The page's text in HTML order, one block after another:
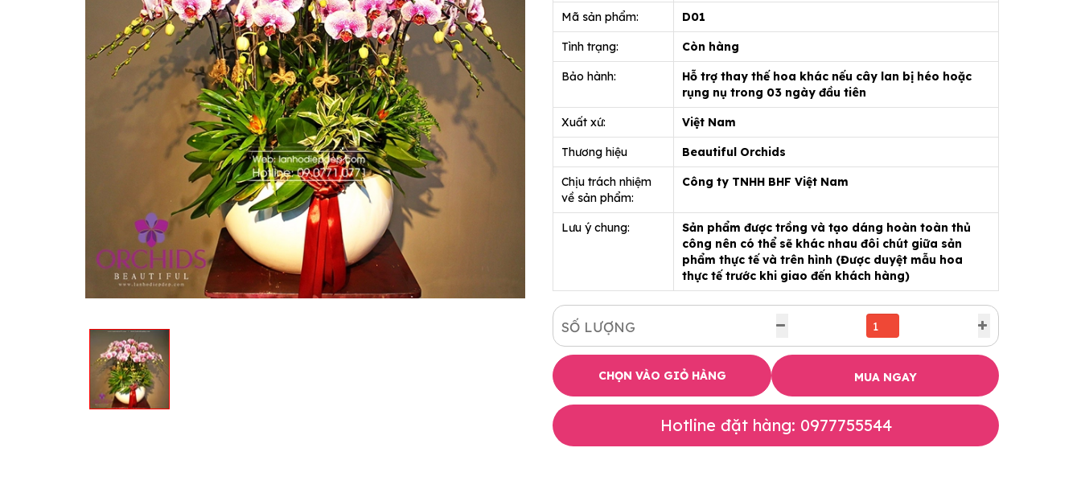
Mã sản phẩm: D01
Tình trạng: Còn hàng
Bảo hành:
Hỗ trợ thay thế hoa khác nếu cây lan bị héo hoặc
rụng nụ trong 03 ngày đầu tiên
Xuất xứ: Việt Nam
Thương hiệu Beautiful Orchids
Chịu trách nhiệm
về sản phẩm:
Công ty TNHH BHF Việt Nam
Lưu ý chung:
Sản phẩm được trồng và tạo dáng hoàn toàn thủ
công nên có thể sẽ khác nhau đôi chút giữa sản
phẩm thực tế và trên hình (Được duyệt mẫu hoa
thực tế trước khi giao đến khách hàng)
SỐ LƯỢNG
CHỌN VÀO GIỎ HÀNG MUA NGAY
Hotline đặt hàng: 0977755544